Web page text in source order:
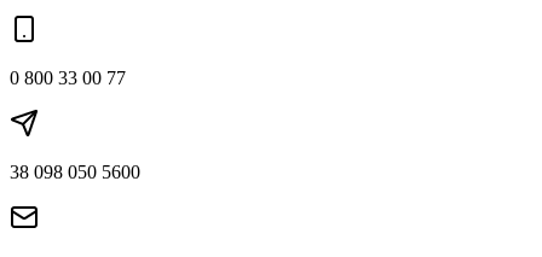
0 800 33 00 77
38 098 050 5600